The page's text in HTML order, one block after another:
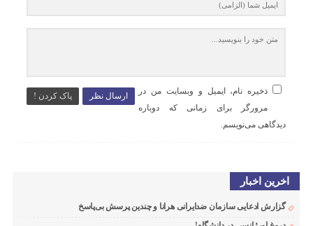
ارسال نظر پاک کردن !
ذخیره نام، ایمیل و وبسایت من در
مرورگر برای زمانی که دوباره
دیدگاهی می‌نویسم.
اخرین اخبار
گزارش ادعایی سازمان ضدایرانی هرانا و چندین پرسش بی‌پاسخ